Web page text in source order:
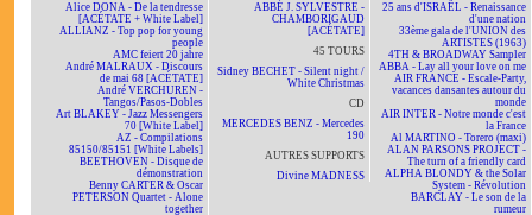
Alice DONA - De la tendresse
[ACÉTATE + White Label]
ALLIANZ - Top pop for young
people
AMC feiert 20 jahre
André MALRAUX - Discours
de mai 68 [ACÉTATE]
André VERCHUREN -
Tangos/Pasos-Dobles
Art BLAKEY - Jazz Messengers
70 [White Label]
AZ - Compilations
85150/85151 [White Labels]
BEETHOVEN - Disque de
démonstration
Benny CARTER & Oscar
PETERSON Quartet - Alone
together
ABBÉ J. SYLVESTRE -
CHAMBORIGAUD
[ACÉTATE]
45 TOURS
Sidney BECHET - Silent night /
White Christmas
CD
MERCEDES BENZ - Mercedes
190
AUTRES SUPPORTS
Divine MADNESS
25 ans d'ISRAËL - Renaissance
d'une nation
33ème gala de l'UNION des
ARTISTES (1963)
4TH & BROADWAY Sampler
ABBA - Lay all your love on me
AIR FRANCE - Escale-Party,
vacances dansantes autour du
monde
AIR INTER - Notre monde c'est
la France
Al MARTINO - Torero (maxi)
ALAN PARSONS PROJECT -
The turn of a friendly card
ALPHA BLONDY & the Solar
System - Révolution
BARCLAY - Le son de la
rumeur